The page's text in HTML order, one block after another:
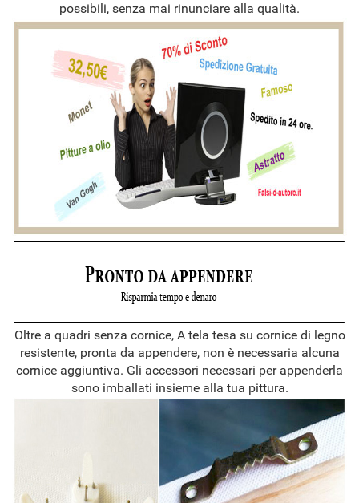
possibili, senza mai rinunciare alla qualità.
Oltre a quadri senza cornice, A tela tesa su cornice di legno
resistente, pronta da appendere, non è necessaria alcuna
cornice aggiuntiva. Gli accessori necessari per appenderla
sono imballati insieme alla tua pittura.